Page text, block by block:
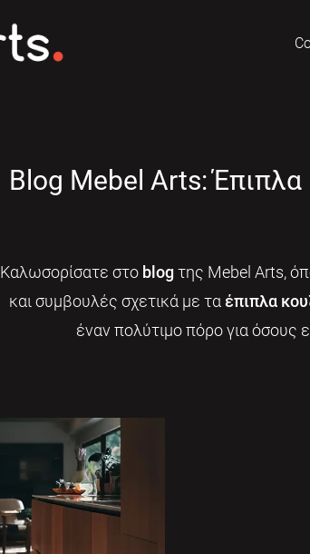
Blog Mebel Arts:
Καλωσορίσατε στο blogτης Mebel Arts,
και συμβουλές σχετικά με τα έπιπλα
έναν πολύτιμο πόρο για όσους